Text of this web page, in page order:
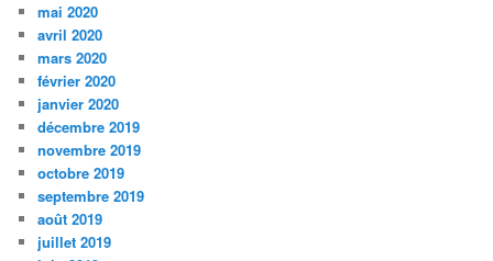
mai 2020
avril 2020
mars 2020
février 2020
janvier 2020
décembre 2019
novembre 2019
octobre 2019
septembre 2019
août 2019
juillet 2019